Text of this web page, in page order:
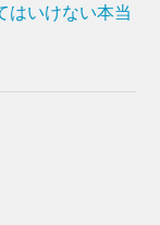
はいけない本当